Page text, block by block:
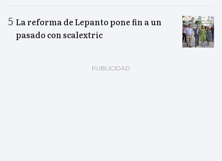
La reforma de Lepanto pone fin a un
pasado con scalextric